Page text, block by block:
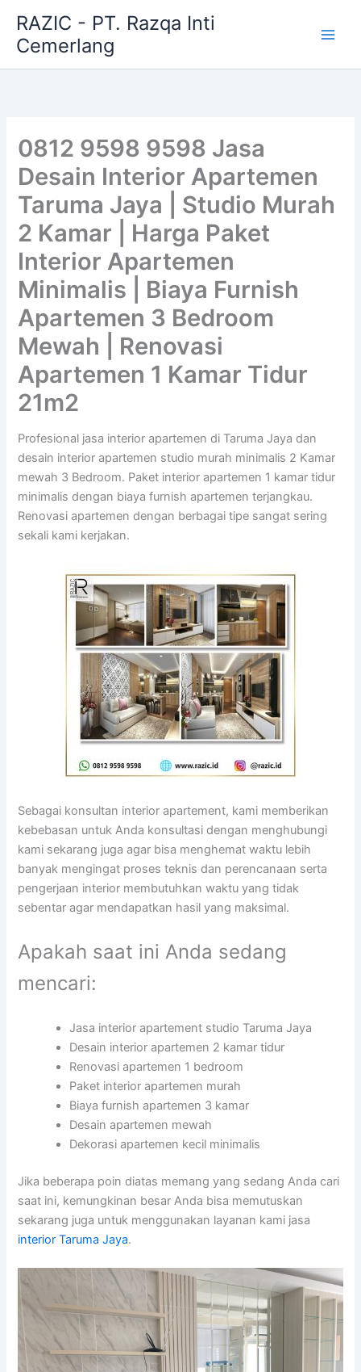
content
RAZIC - PT. Razqa Inti
Cemerlang
0812 9598 9598 Jasa
Desain Interior Apartemen
Taruma Jaya | Studio Murah
2 Kamar | Harga Paket
Interior Apartemen
Minimalis | Biaya Furnish
Apartemen 3 Bedroom
Mewah | Renovasi
Apartemen 1 Kamar Tidur
21m2
Profesional jasa interior apartemen di Taruma Jaya dan
desain interior apartemen studio murah minimalis 2 Kamar
mewah 3 Bedroom. Paket interior apartemen 1 kamar tidur
minimalis dengan biaya furnish apartemen terjangkau.
Renovasi apartemen dengan berbagai tipe sangat sering
sekali kami kerjakan.
Sebagai konsultan interior apartement, kami memberikan
kebebasan untuk Anda konsultasi dengan menghubungi
kami sekarang juga agar bisa menghemat waktu lebih
banyak mengingat proses teknis dan perencanaan serta
pengerjaan interior membutuhkan waktu yang tidak
sebentar agar mendapatkan hasil yang maksimal.
Apakah saat ini Anda sedang
mencari:
Jasa interior apartement studio Taruma Jaya
Desain interior apartemen 2 kamar tidur
Renovasi apartemen 1 bedroom
Paket interior apartemen murah
Biaya furnish apartemen 3 kamar
Desain apartemen mewah
Dekorasi apartemen kecil minimalis
Jika beberapa poin diatas memang yang sedang Anda cari
saat ini, kemungkinan besar Anda bisa memutuskan
sekarang juga untuk menggunakan layanan kami jasa
interior Taruma Jaya.